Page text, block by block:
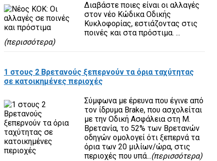
Διαβάστε ποιες είναι οι αλλαγές
στον νέο Κώδικα Οδικής
Κυκλοφορίας, εστιάζοντας στις
ποινές και στα πρόστιμα. ...
(περισσότερα)
1 στους 2 Βρετανούς ξεπερνούν τα όρια ταχύτητας
σε κατοικημένες περιοχές
Σύμφωνα με έρευνα που έγινε από
τον ίδρυμα Brake, που ασχολείται
με την Οδική Ασφάλεια στη Μ.
Βρετανία, το 52% των Βρετανών
οδηγών ομολογεί ότι ξεπερνά τα
όρια των 20 μιλίων/ώρα, στις
περιοχές που υπά...(περισσότερα)